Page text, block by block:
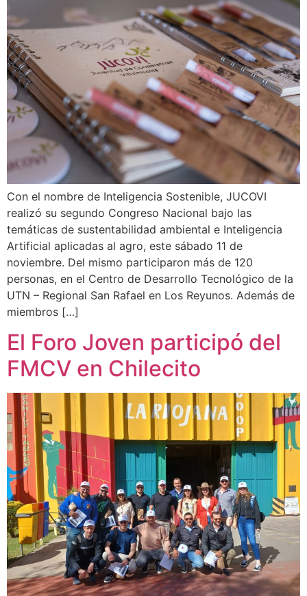
Con el nombre de Inteligencia Sostenible, JUCOVI
realizó su segundo Congreso Nacional bajo las
temáticas de sustentabilidad ambiental e Inteligencia
Artificial aplicadas al agro, este sábado 11 de
noviembre. Del mismo participaron más de 120
personas, en el Centro de Desarrollo Tecnológico de la
UTN – Regional San Rafael en Los Reyunos. Además de
miembros […]
El Foro Joven participó del
FMCV en Chilecito